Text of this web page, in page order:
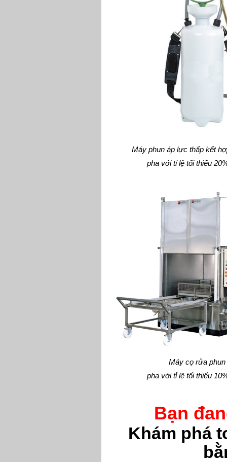
Máy phun áp lực thấp kết
pha với tỉ lệ tối thiểu
Máy cọ rửa
pha với tỉ lệ tối thiểu
Bạn
Khám phá